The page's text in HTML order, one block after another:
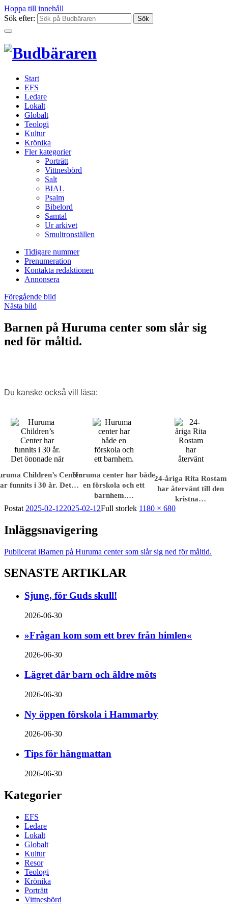
Hoppa till innehåll
Sök efter:
Start
EFS
Ledare
Lokalt
Globalt
Teologi
Kultur
Krönika
Fler kategorier
Porträtt
Vittnesbörd
Salt
BIAL
Psalm
Bibelord
Samtal
Ur arkivet
Smultronställen
Tidigare nummer
Prenumeration
Kontakta redaktionen
Annonsera
Föregående bild
Nästa bild
Barnen på Huruma center som slår sig
ned för måltid.
Du kanske också vill läsa:
Children’s Center
funnits i 30 år. Det…
Huruma center har både
en förskola och ett
barnhem.…
24-åriga Rita Rostam
har återvänt till den
kristna…
Postat 2025-02-122025-02-12Full storlek 1180 × 680
Inläggsnavigering
Publicerat iBarnen på Huruma center som slår sig ned för måltid.
SENASTE ARTIKLAR
Sjung, för Guds skull!
2026-06-30
»Frågan kom som ett brev från himlen«
2026-06-30
Lägret där barn och äldre möts
2026-06-30
Ny öppen förskola i Hammarby
2026-06-30
Tips för hängmattan
2026-06-30
Kategorier
EFS
Ledare
Lokalt
Globalt
Kultur
Resor
Teologi
Krönika
Porträtt
Vittnesbörd